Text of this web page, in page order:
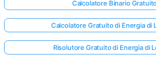
Calcolatore Binario
Calcolatore Gratuito di Energia di
Risolutore Gratuito di Energia di